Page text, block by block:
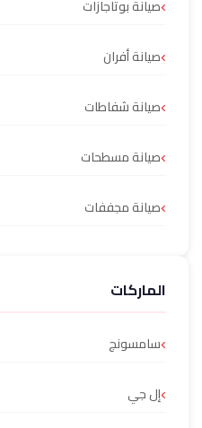
صيانة بوتاجازات
صيانة أفران
صيانة شفاطات
صيانة مسطحات
صيانة مجففات
الماركات
سامسونج
إل جي